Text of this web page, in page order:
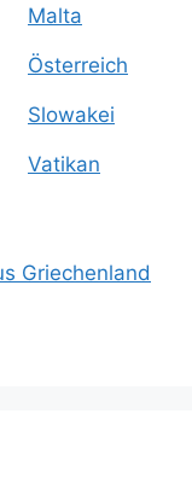
Malta
Österreich
Slowakei
Vatikan
Griechenland